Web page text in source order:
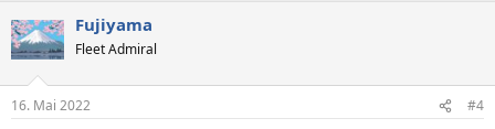
Fujiyama
Fleet Admiral
16. Mai 2022 #4